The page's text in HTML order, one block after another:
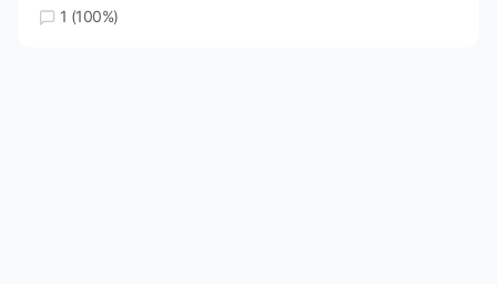
1 (100%)